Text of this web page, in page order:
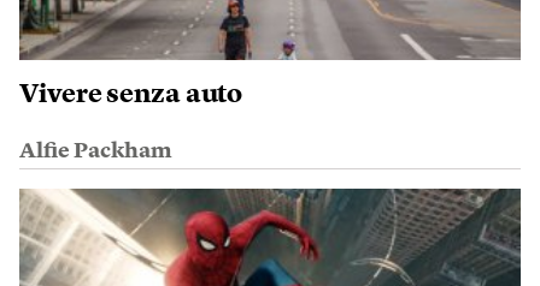
Vivere senza auto
Alfie Packham